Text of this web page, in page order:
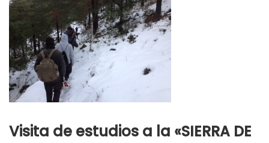
Visita de estudios a la «SIERRA DE